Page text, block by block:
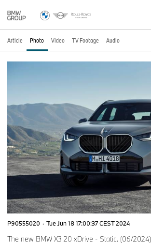
Article Photo Video TV Footage Audio
P90555020 · Tue Jun 18 17:00:37 CEST 2024
The new BMW X3 20 xDrive - Static. (06/2024)